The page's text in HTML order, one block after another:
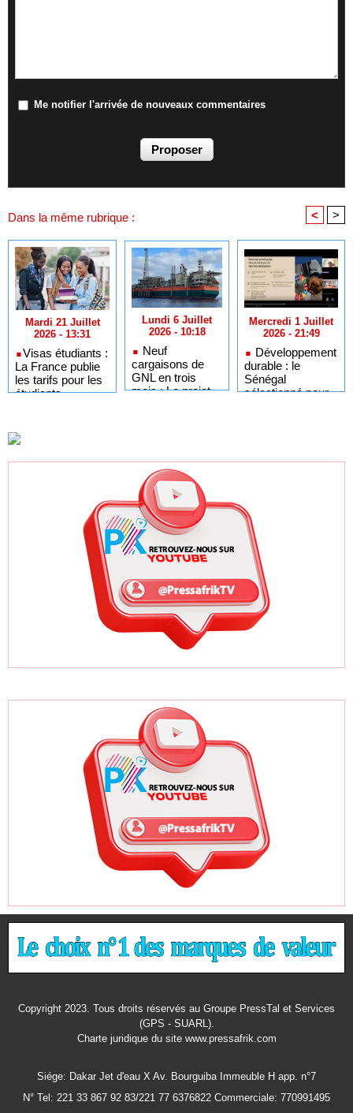
Me notifier l'arrivée de nouveaux commentaires
Dans la même rubrique : < >
Mardi 21 Juillet
2026 - 13:31
​Visas étudiants :
La France publie
les tarifs pour les
étudiants
africains
Lundi 6 Juillet
2026 - 10:18
Neuf
cargaisons de
GNL en trois
mois : Le projet
Mercredi 1 Juillet
2026 - 21:49
Développement
durable : le
Sénégal
sélectionné pour
ODD
Copyright 2023. Tous droits réservés au Groupe PressTal et Services
(GPS - SUARL).
Charte juridiquedu site www.pressafrik.com
Siége: Dakar Jet d'eau X Av. Bourguiba Immeuble H app. n°7
N° Tel: 221 33 867 92 83/221 77 6376822 Commerciale: 770991495